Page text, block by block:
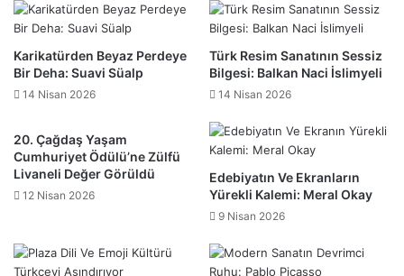
Karikatürden Beyaz Perdeye
Bir Deha: Suavi Süalp
14 Nisan 2026
Türk Resim Sanatının Sessiz
Bilgesi: Balkan Naci İslimyeli
14 Nisan 2026
20. Çağdaş Yaşam
Cumhuriyet Ödülü’ne Zülfü
Livaneli Değer Görüldü
12 Nisan 2026
Edebiyatın Ve Ekranların
Yürekli Kalemi: Meral Okay
9 Nisan 2026